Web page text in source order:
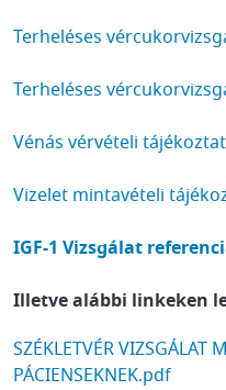
Terheléses
Terheléses
Vénás vérvételi
Vizelet mintavételi
IGF-1 Vizsgálat
Illetve alábbi linkeken
DOCUMENT
SZÉKLETVÉR VIZSGÁLAT
PÁCIENSEKNEK.pdf